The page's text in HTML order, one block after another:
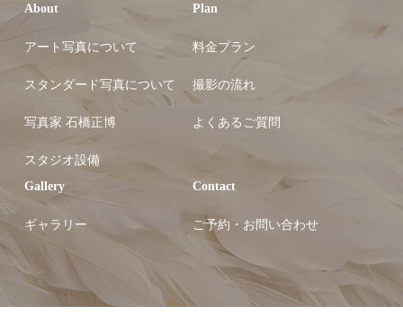
About
アート写真について
スタンダード写真について
写真家 石橋正博
スタジオ設備
Plan
料金プラン
撮影の流れ
よくあるご質問
Gallery
ギャラリー
Contact
ご予約・お問い合わせ